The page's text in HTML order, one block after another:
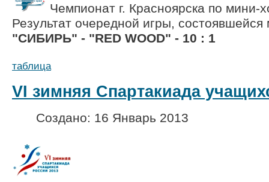
Чемпионат г. Красноярска по мини-
Результат очередной игры, состоявшейся
"СИБИРЬ" - "RED WOOD" - 10 : 1
таблица
VI зимняя Спартакиада
Создано: 16 Январь 2013